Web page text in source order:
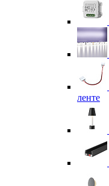
ленте